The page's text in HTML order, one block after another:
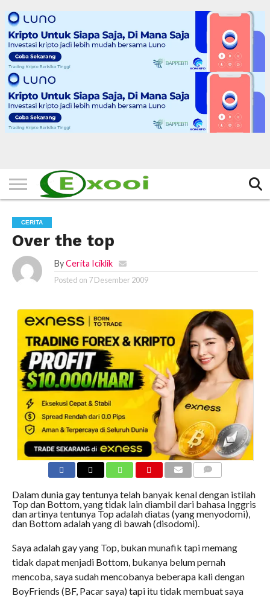
HOME
FILTER
BERITA
BIODATA
CERITA
CERPEN
EKSKLUSIF
FOTO
VIDEO
TIPS
MORE
CERITA
Over the top
By Cerita Iciklik
Posted on 7 Desember 2009
Dalam dunia gay tentunya telah banyak kenal dengan istilah
Top dan Bottom, yang tidak lain diambil dari bahasa Inggris
dan artinya tentunya Top adalah diatas (yang menyodomi),
dan Bottom adalah yang di bawah (disodomi).
Saya adalah gay yang Top, bukan munafik tapi memang
tidak dapat menjadi Bottom, bukanya belum pernah
mencoba, saya sudah mencobanya beberapa kali dengan
BoyFriends (BF, Pacar saya) tapi itu tidak membuat saya